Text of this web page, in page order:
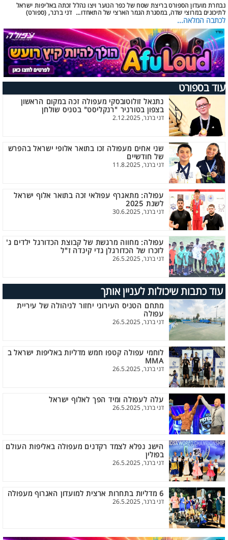
נבחרת מועדון הספורט בריצת שטח של כפר הנוער ויצו נהלל זכתה באליפות ישראל
לתיכונים במרוצי שדה, במסגרת הגמר הארצי של התאחדו... דני ברנר, (ספורט)
לכתבה המלאה...
עוד בספורט
נתנאל זולוטובסקי מעפולה זכה במקום הראשון
בצפון בטורניר "רנקליסט" בטניס שולחן
דני ברנר, 2.12.2025
שני אחים מעפולה זכו בתואר אלופי ישראל בהפרש
של חודשיים
דני ברנר, 11.8.2025
עפולה: מתאגרף עפולאי זכה בתואר אלוף ישראל
לשנת 2025
דני ברנר, 30.6.2025
עפולה: מחווה מרגשת של קבוצת הכדורגל ילדים ג'
לזכרו של הכדורגלן גדי קינדה ז"ל
דני ברנר, 26.5.2025
עוד כתבות שיכולות לעניין אותך
מתחם הטניס העירוני יחזור לניהולה של עיריית
עפולה
דני ברנר, 26.5.2025
לוחמי עפולה קטפו חמש מדליות באליפות ישראל ב
MMA
דני ברנר, 26.5.2025
עלה לעפולה ומיד הפך לאלוף ישראל
דני ברנר, 26.5.2025
הישג נפלא לצמד רקדנים מעפולה באליפות העולם
בפולין
דני ברנר, 26.5.2025
6 מדליות בתחרות ארצית למועדון האגרוף מעפולה
דני ברנר, 26.5.2025